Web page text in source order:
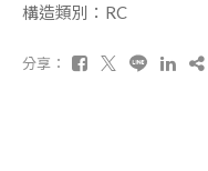
構造類別：RC
分享：